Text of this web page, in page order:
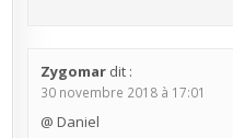
Zygomar dit :
30 novembre 2018 à 17:01
@ Daniel